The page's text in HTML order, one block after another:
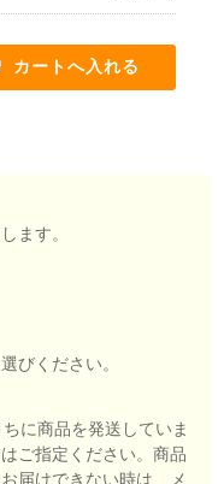
ます。
びください。
に商品を発送していま
ご指定ください。商品
届けできない時は、メ